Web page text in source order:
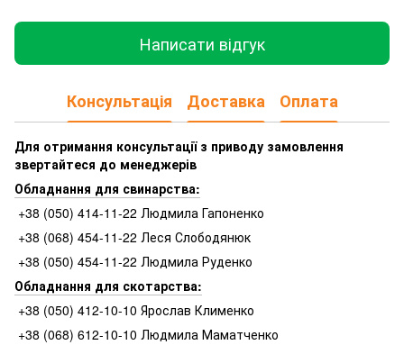
Написати відгук
Консультація Доставка Оплата
Для отримання консультації з приводу замовлення
звертайтеся до менеджерів
Обладнання для свинарства:
+38 (050) 414-11-22 Людмила Гапоненко
+38 (068) 454-11-22 Леся Слободянюк
+38 (050) 454-11-22 Людмила Руденко
Обладнання для скотарства:
+38 (050) 412-10-10 Ярослав Клименко
+38 (068) 612-10-10 Людмила Маматченко